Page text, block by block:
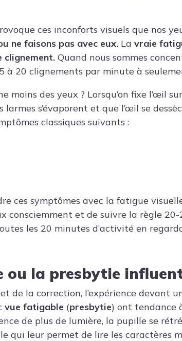
ces inconforts visuels que nos
ne faisons pas avec eux. La vraie
clignement. Quand nous sommes
à 20 clignements par minute à
moins des yeux ? Lorsqu’on fixe l’œil
s’évaporent et que l’œil se
classiques suivants :
ces symptômes avec la fatigue
consciemment et de suivre la règle 20-
les 20 minutes d’activité en
ou la presbytie
de la correction, l’expérience devant
vue fatigable (presbytie) ont tendance
de plus de lumière, la pupille se
qui leur permet de lire les caractères